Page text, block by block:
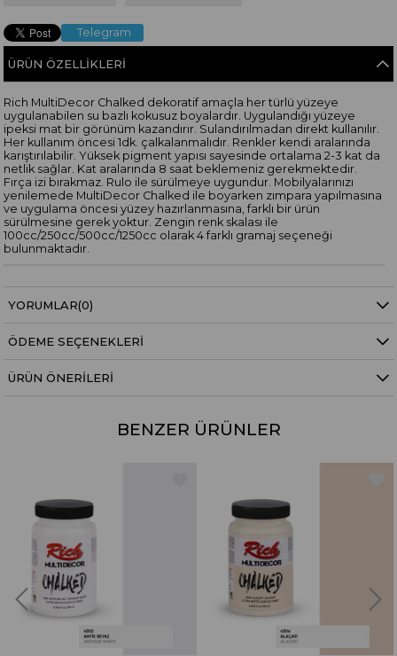
Telegram
ÜRÜN ÖZELLIKLERI
Rich MultiDecor Chalked dekoratif amaçla her türlü yüzeye
uygulanabilen su bazlı kokusuz boyalardır. Uygulandığı yüzeye
ipeksi mat bir görünüm kazandırır. Sulandırılmadan direkt kullanılır.
Her kullanım öncesi 1dk. çalkalanmalıdır. Renkler kendi aralarında
karıştırılabilir. Yüksek pigment yapısı sayesinde ortalama 2-3 kat da
netlik sağlar. Kat aralarında 8 saat beklemeniz gerekmektedir.
Fırça izi bırakmaz. Rulo ile sürülmeye uygundur. Mobilyalarınızı
yenilemede MultiDecor Chalked ile boyarken zımpara yapılmasına
ve uygulama öncesi yüzey hazırlanmasına, farklı bir ürün
sürülmesine gerek yoktur. Zengin renk skalası ile
100cc/250cc/500cc/1250cc olarak 4 farklı gramaj seçeneği
bulunmaktadır.
YORUMLAR(0)
ÖDEME SEÇENEKLERI
ÜRÜN ÖNERILERI
BENZER ÜRÜNLER